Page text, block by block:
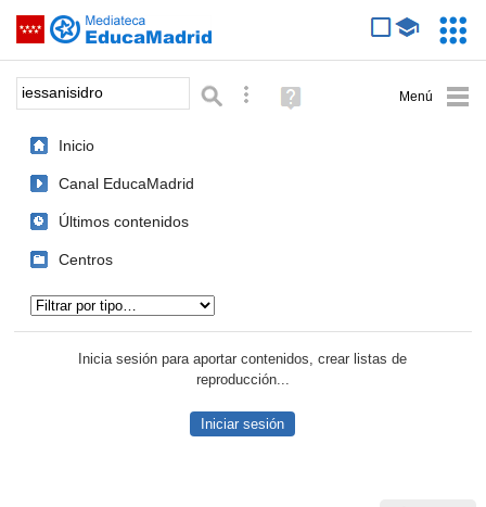
Saltar navegación
Palabra o frase: Búsqueda avanzada
Ayuda
(en
Inicio
Canal EducaMadrid
Últimos contenidos
Centros
Inicia sesión para aportar contenidos, crear listas de
reproducción...
Iniciar sesión